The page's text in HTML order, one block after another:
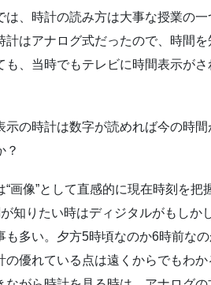
は、時計の読み方は大事な授業の
計はアナログ式だったので、時間
も、当時でもテレビに時間表示が
示の時計は数字が読めれば今の時
？
画像”として直感的に現在時刻を把
知りたい時はディジタルがもしか
も多い。夕方5時頃なのか6時前な
の優れている点は遠くからでもわ